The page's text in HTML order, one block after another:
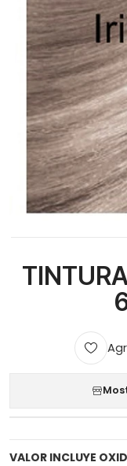
VALOR INCLUYE